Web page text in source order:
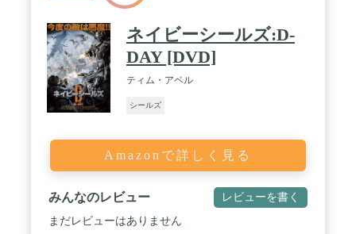
ネイビーシールズ:D-
DAY [DVD]
ティム・アベル
シールズ
Amazonで詳しく見る
みんなのレビュー レビューを書く
まだレビューはありません